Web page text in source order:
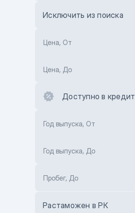
Исключить из поиска
Цена, От
Цена, До
Доступно в кредит
Год выпуска, От
Год выпуска, До
Пробег, До
Растаможен в РК